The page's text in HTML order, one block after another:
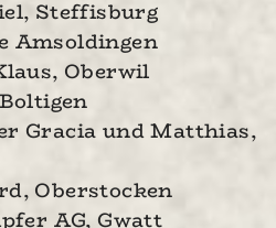
Steffisburg
Amsoldingen
Oberwil
Gracia und Matthias,
Oberstocken
AG, Gwatt